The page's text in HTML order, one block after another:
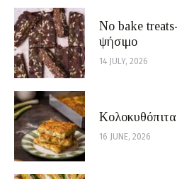
No bake
ψήσιμο
14 JULY, 2026
16 JUNE, 2026